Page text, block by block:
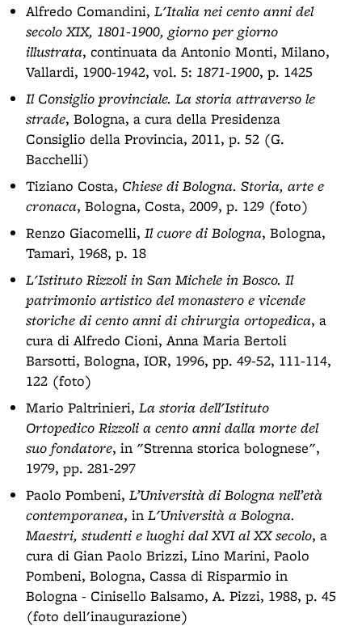
Alfredo Comandini, L'Italia nei cento anni del
secolo XIX, 1801-1900, giorno per giorno
illustrata, continuata da Antonio Monti, Milano,
Vallardi, 1900-1942, vol. 5: 1871-1900, p. 1425
Il Consiglio provinciale. La storia attraverso le
strade, Bologna, a cura della Presidenza
Consiglio della Provincia, 2011, p. 52 (G.
Bacchelli)
Tiziano Costa, Chiese di Bologna. Storia, arte e
cronaca, Bologna, Costa, 2009, p. 129 (foto)
Renzo Giacomelli, Il cuore di Bologna, Bologna,
Tamari, 1968, p. 18
L'Istituto Rizzoli in San Michele in Bosco. Il
patrimonio artistico del monastero e vicende
storiche di cento anni di chirurgia ortopedica, a
cura di Alfredo Cioni, Anna Maria Bertoli
Barsotti, Bologna, IOR, 1996, pp. 49-52, 111-114,
122 (foto)
Mario Paltrinieri, La storia dell'Istituto
Ortopedico Rizzoli a cento anni dalla morte del
suo fondatore, in "Strenna storica bolognese",
1979, pp. 281-297
Paolo Pombeni, L’Università di Bologna nell’età
contemporanea, in L'Università a Bologna.
Maestri, studenti e luoghi dal XVI al XX secolo, a
cura di Gian Paolo Brizzi, Lino Marini, Paolo
Pombeni, Bologna, Cassa di Risparmio in
Bologna - Cinisello Balsamo, A. Pizzi, 1988, p. 45
(foto dell'inaugurazione)